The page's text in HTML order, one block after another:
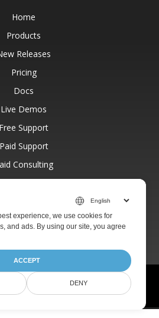
Home
Products
Releases
Pricing
Docs
Live Demos
Free Support
Paid Support
Consulting
Blog
About
2001-2026.
All Rights Reserved.
Terms of use
experience, we use cookies for
and ads. By using our site, you agree
ACCEPT
DENY